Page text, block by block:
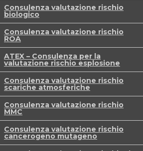
Consulenza valutazione rischio
biologico
Consulenza valutazione rischio
ROA
ATEX – Consulenza per la
valutazione rischio esplosione
Consulenza valutazione rischio
scariche atmosferiche
Consulenza valutazione rischio
MMC
Consulenza valutazione rischio
cancerogeno mutageno